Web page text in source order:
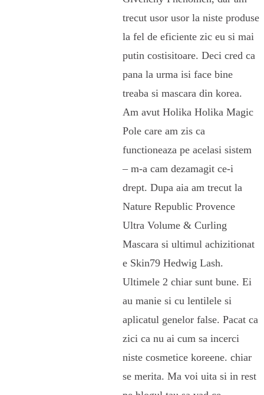
trecut usor usor la niste produse
la fel de eficiente zic eu si mai
putin costisitoare. Deci cred ca
pana la urma isi face bine
treaba si mascara din korea.
Am avut Holika Holika Magic
Pole care am zis ca
functioneaza pe acelasi sistem
– m-a cam dezamagit ce-i
drept. Dupa aia am trecut la
Nature Republic Provence
Ultra Volume & Curling
Mascara si ultimul achizitionat
e Skin79 Hedwig Lash.
Ultimele 2 chiar sunt bune. Ei
au manie si cu lentilele si
aplicatul genelor false. Pacat ca
zici ca nu ai cum sa incerci
niste cosmetice koreene. chiar
se merita. Ma voi uita si in rest